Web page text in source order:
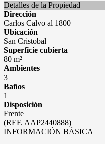
Detalles de la Propiedad
Dirección
Carlos Calvo al 1800
Ubicación
San Cristobal
Superficie cubierta
80 m²
Ambientes
3
Baños
1
Disposición
Frente
(REF. AAP2440888)
INFORMACIÓN BÁSICA